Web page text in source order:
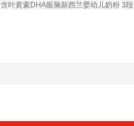
含叶黄素DHA眼脑新西兰婴幼儿奶粉 3段